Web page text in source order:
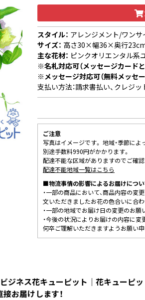
スタイル： アレンジメント/ワンサ
サイズ： 高さ30×幅36×奥行23cm
主な花材： ピンクオリエンタル系
※名札対応可（メッセージカード
※メッセージ対応可（無料メッセ
支払い方法：請求書払い、クレジ
ご注意
写真はイメージです。 地域・季節によ
別途手数料990円がかかります。
配達不能な区域がありますのでご確認
配達不能地域一覧はこちら
■物流事情の影響によるお届けにつ
・一部の商品において、商品内容の
文いただきましたお花の色合いに合
・一部の地域でお届け日の変更のお願
・今後の状況によりお届けの内容に
何卒ご理解いただきますようお願い申
ジネス花キューピット｜花キューピ
お届けします！